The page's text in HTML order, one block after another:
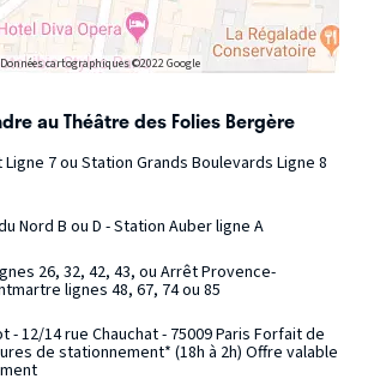
Données cartographiques ©2022 Google
au Théâtre des Folies Bergère
7 ou Station Grands Boulevards Ligne 8
Nord B ou D - Station Auber ligne A
26, 32, 42, 43, ou Arrêt Provence-
lignes 48, 67, 74 ou 85
- 12/14 rue Chauchat - 75009 Paris Forfait de
de stationnement* (18h à 2h) Offre valable